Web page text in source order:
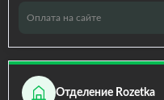
Оплата на сайте
Отделение Rozetka